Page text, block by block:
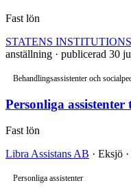
Fast lön
STATENS
anställning · publicerad 30
Behandlingsassistenter och
Personliga
Fast lön
Libra Assistans AB · Eksjö
Personliga assistenter